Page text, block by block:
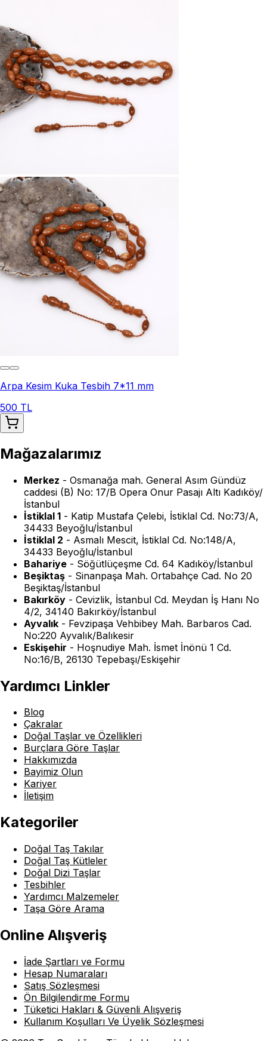
Arpa Kesim Kuka Tesbih 7*11 mm
500 TL
Mağazalarımız
Merkez - Osmanağa mah. General Asım Gündüz
caddesi (B) No: 17/B Opera Onur Pasajı Altı Kadıköy/
İstanbul
İstiklal 1 - Katip Mustafa Çelebi, İstiklal Cd. No:73/A,
34433 Beyoğlu/İstanbul
İstiklal 2 - Asmalı Mescit, İstiklal Cd. No:148/A,
34433 Beyoğlu/İstanbul
Bahariye - Söğütlüçeşme Cd. 64 Kadıköy/İstanbul
Beşiktaş - Sinanpaşa Mah. Ortabahçe Cad. No 20
Beşiktaş/İstanbul
Bakırköy - Cevizlik, İstanbul Cd. Meydan İş Hanı No
4/2, 34140 Bakırköy/İstanbul
Ayvalık - Fevzipaşa Vehbibey Mah. Barbaros Cad.
No:220 Ayvalık/Balıkesir
Eskişehir - Hoşnudiye Mah. İsmet İnönü 1 Cd.
No:16/B, 26130 Tepebaşı/Eskişehir
Yardımcı Linkler
Blog
Çakralar
Doğal Taşlar ve Özellikleri
Burçlara Göre Taşlar
Hakkımızda
Bayimiz Olun
Kariyer
İletişim
Kategoriler
Doğal Taş Takılar
Doğal Taş Kütleler
Doğal Dizi Taşlar
Tesbihler
Yardımcı Malzemeler
Taşa Göre Arama
Online Alışveriş
İade Şartları ve Formu
Hesap Numaraları
Satış Sözleşmesi
Ön Bilgilendirme Formu
Tüketici Hakları & Güvenli Alışveriş
Kullanım Koşulları Ve Üyelik Sözleşmesi